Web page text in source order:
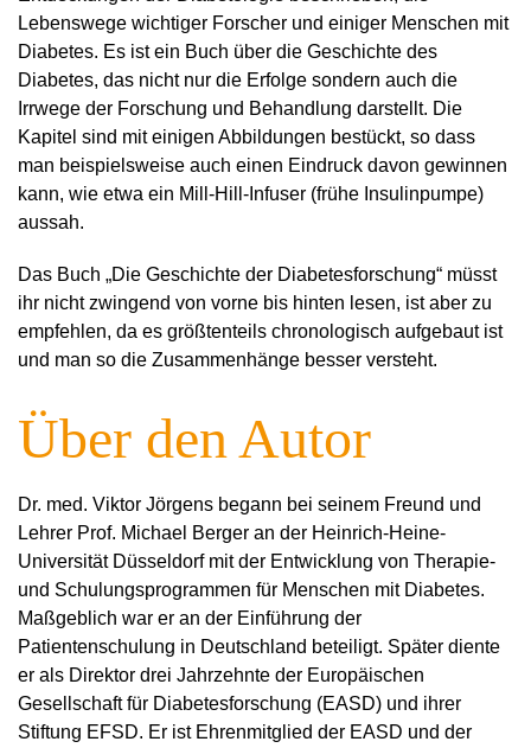
Lebenswege wichtiger Forscher und einiger Menschen mit
Diabetes. Es ist ein Buch über die Geschichte des
Diabetes, das nicht nur die Erfolge sondern auch die
Irrwege der Forschung und Behandlung darstellt. Die
Kapitel sind mit einigen Abbildungen bestückt, so dass
man beispielsweise auch einen Eindruck davon gewinnen
kann, wie etwa ein Mill-Hill-Infuser (frühe Insulinpumpe)
aussah.
Das Buch „Die Geschichte der Diabetesforschung“ müsst
ihr nicht zwingend von vorne bis hinten lesen, ist aber zu
empfehlen, da es größtenteils chronologisch aufgebaut ist
und man so die Zusammenhänge besser versteht.
Über den Autor
Dr. med. Viktor Jörgens begann bei seinem Freund und
Lehrer Prof. Michael Berger an der Heinrich-Heine-
Universität Düsseldorf mit der Entwicklung von Therapie-
und Schulungsprogrammen für Menschen mit Diabetes.
Maßgeblich war er an der Einführung der
Patientenschulung in Deutschland beteiligt. Später diente
er als Direktor drei Jahrzehnte der Europäischen
Gesellschaft für Diabetesforschung (EASD) und ihrer
Stiftung EFSD. Er ist Ehrenmitglied der EASD und der